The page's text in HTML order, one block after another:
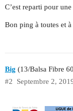
C’est reparti pour
Bon ping à toutes et
Big (13/Balsa Fibre
Septembre 2,
#2